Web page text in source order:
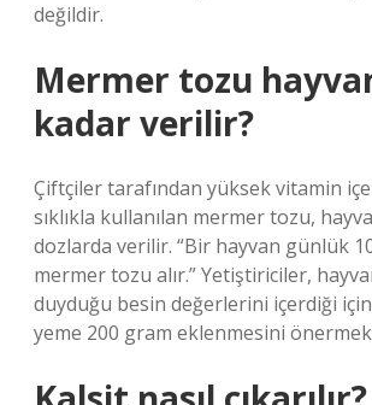
değildir.
Mermer tozu
kadar verilir?
Çiftçiler tarafından yüksek vitamin
sıklıkla kullanılan mermer tozu,
dozlarda verilir. “Bir hayvan günlük
mermer tozu alır.” Yetiştiriciler,
duyduğu besin değerlerini içerdiği
yeme 200 gram eklenmesini